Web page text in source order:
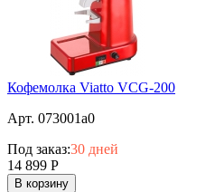
Кофемолка Viatto VCG-200
Арт. 073001a0
Под заказ:30 дней
14 899 Р
В корзину